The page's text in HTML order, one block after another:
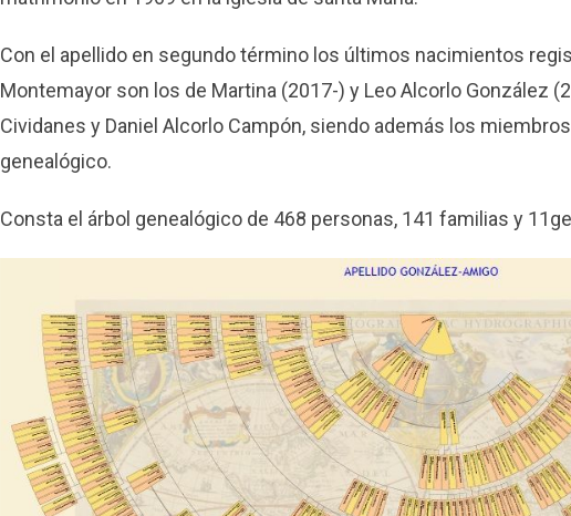
Con el apellido en segundo término los últimos nacimientos
Montemayor son los de Martina (2017-) y Leo Alcorlo González
Cividanes y Daniel Alcorlo Campón, siendo además los
genealógico.
Consta el árbol genealógico de 468 personas, 141 familias y